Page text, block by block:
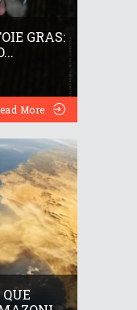
GRAS:
More